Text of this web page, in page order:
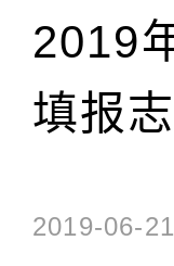
2019
填报
2019-06-21